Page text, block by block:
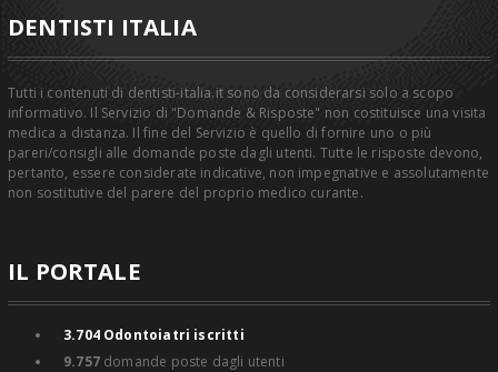
DENTISTI ITALIA
Tutti i contenuti di dentisti-italia.it sono da considerarsi solo a scopo
informativo. Il Servizio di "Domande & Risposte" non costituisce una visita
medica a distanza. Il fine del Servizio è quello di fornire uno o più
pareri/consigli alle domande poste dagli utenti. Tutte le risposte devono,
pertanto, essere considerate indicative, non impegnative e assolutamente
non sostitutive del parere del proprio medico curante.
IL PORTALE
3.704Odontoiatri iscritti
9.757domande poste dagli utenti